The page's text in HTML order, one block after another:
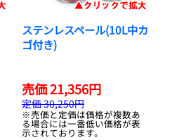
ステンレスペール(10L中カ
ゴ付き)
売価 21,356円
定価 30,250円
※売価と定価は価格が複数あ
る場合には一番低い価格が表
示されております。